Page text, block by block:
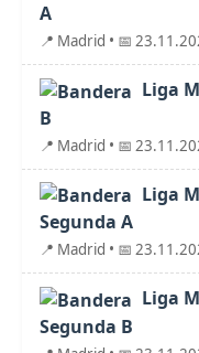
A
📍 Madrid • 📅
Liga
B
📍 Madrid • 📅
Liga
Segunda A
📍 Madrid • 📅
Liga
Segunda B